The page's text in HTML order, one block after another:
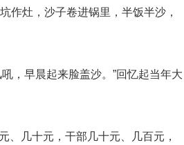
作灶，沙子卷进锅里，半饭半沙，
，早晨起来脸盖沙。”回忆起当年大
、几十元，干部几十元、几百元，